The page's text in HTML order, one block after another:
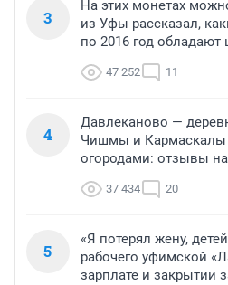
3
На этих монетах
из Уфы рассказал,
по 2016 год обладают
47 252 11
4
Давлеканово —
Чишмы и Кармаскалы
огородами: отзывы
37 434 20
5
«Я потерял жену,
рабочего уфимской
зарплате и закрытии